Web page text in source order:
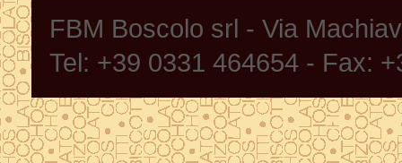
FBM Boscolo srl - Via
Tel: +39 0331 464654 - Fax: